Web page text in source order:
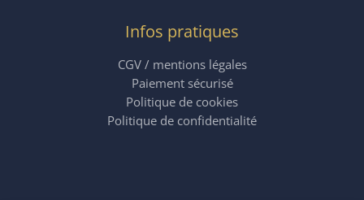
Infos pratiques
CGV / mentions légales
Paiement sécurisé
Politique de cookies
Politique de confidentialité